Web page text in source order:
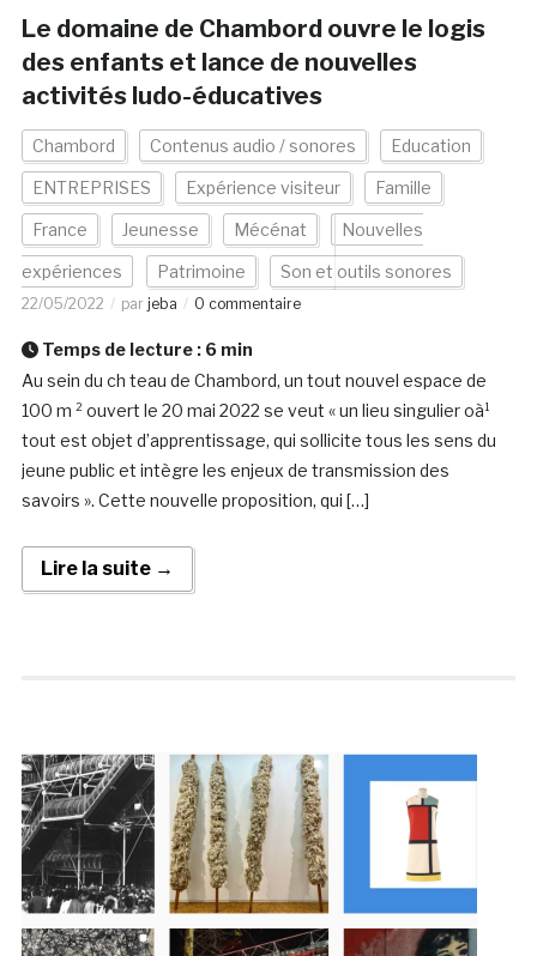
Le domaine de Chambord ouvre le logis
des enfants et lance de nouvelles
activités ludo-éducatives
Chambord Contenus audio / sonores Education
ENTREPRISES Expérience visiteur Famille
France Jeunesse Mécénat Nouvelles
expériences Patrimoine Son et outils sonores
22/05/2022 par jeba 0 commentaire
Temps de lecture : 6 min
Au sein du ch teau de Chambord, un tout nouvel espace de
100 m ² ouvert le 20 mai 2022 se veut « un lieu singulier oà¹
tout est objet d’apprentissage, qui sollicite tous les sens du
jeune public et intègre les enjeux de transmission des
savoirs ». Cette nouvelle proposition, qui […]
Lire la suite →